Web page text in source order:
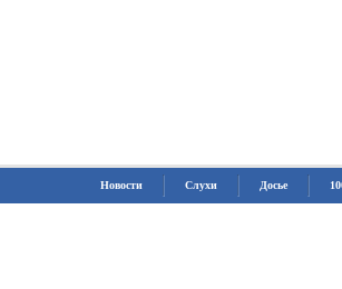
Новости Слухи Досье